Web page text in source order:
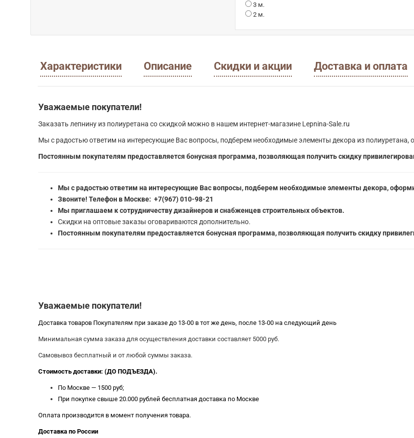
3 м.
2 м.
Характеристики Описание Скидки и акции Доставка и оплата
Уважаемые покупатели!
Заказать лепнину из полиуретана со скидкой можно в нашем интернет-магазине Lepnina-Sale.ru
Мы с радостью ответим на интересующие Вас вопросы, подберем необходимые элементы декора из полиуретана,
Постоянным покупателям предоставляется бонусная программа, позволяющая получить скидку
Мы с радостью ответим на интересующие Вас вопросы, подберем необходимые элементы декора,
Звоните! Телефон в Москве: +7(967) 010-98-21
Мы приглашаем к сотрудничеству дизайнеров и снабженцев строительных объектов.
Скидки на оптовые заказы оговариваются дополнительно.
Постоянным покупателям предоставляется бонусная программа, позволяющая получить скидку
Уважаемые покупатели!
Доставка товаров Покупателям при заказе до 13-00 в тот же день, после 13-00 на следующий день
Минимальная сумма заказа для осуществления доставки составляет 5000 руб.
Самовывоз бесплатный и от любой суммы заказа.
Стоимость доставки: (ДО ПОДЪЕЗДА).
По Москве — 1500 руб;
При покупке свыше 20.000 рублей бесплатная доставка по Москве
Оплата производится в момент получения товара.
Доставка по России